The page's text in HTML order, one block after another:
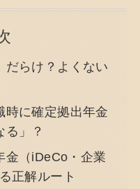
だらけ？よくない
時に確定拠出年金
る」？
金（iDeCo・企業
正解ルート